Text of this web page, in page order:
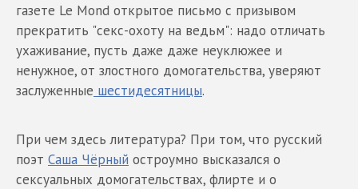
газете Le Мond открытое письмо с призывом
прекратить "секс-охоту на ведьм": надо отличать
ухаживание, пусть даже даже неуклюжее и
ненужное, от злостного домогательства, уверяют
заслуженные шестидесятницы.
При чем здесь литература? При том, что русский
поэт Саша Чёрный остроумно высказался о
сексуальных домогательствах, флирте и о